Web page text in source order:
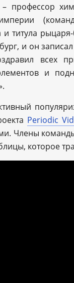
профессор
и титула
и он
всех
и
Periodic
Члены
которое